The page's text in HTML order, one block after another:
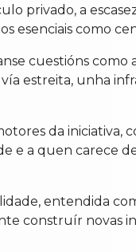
privado, a
esenciais como
cuestións
estreita, unha
da iniciativa,
e a quen carece
entendida
construír novas